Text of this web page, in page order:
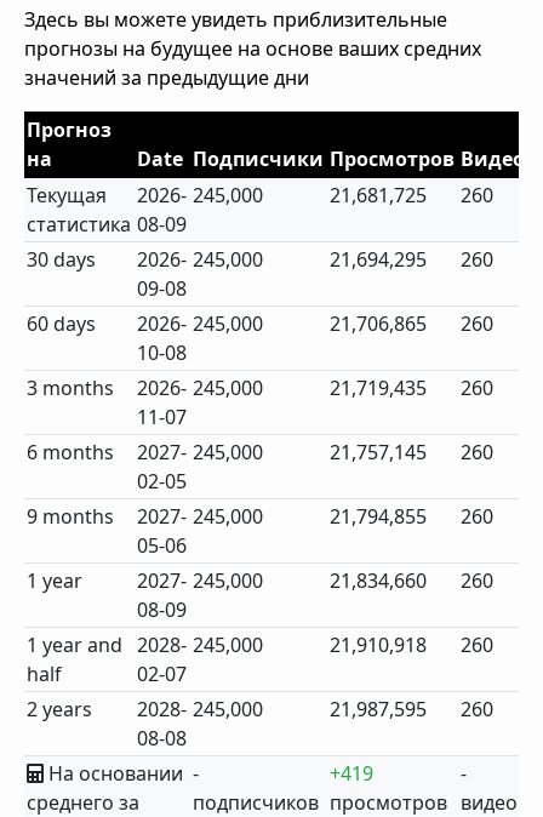
Здесь вы можете увидеть приблизительные
прогнозы на будущее на основе ваших средних
значений за предыдущие дни
Прогноз
на
Date Подписчики Просмотров Видео
Текущая
статистика
2026-
08-09
245,000 21,681,725 260
30 days
2026-
09-08
245,000 21,694,295 260
60 days
2026-
10-08
245,000 21,706,865 260
3 months
2026-
11-07
245,000 21,719,435 260
6 months
2027-
02-05
245,000 21,757,145 260
9 months
2027-
05-06
245,000 21,794,855 260
1 year
2027-
08-09
245,000 21,834,660 260
1 year and
half
2028-
02-07
245,000 21,910,918 260
2 years
2028-
08-08
245,000 21,987,595 260
На основании
среднего за
-
подписчиков
+419
просмотров
-
видео